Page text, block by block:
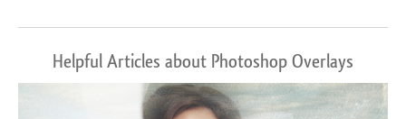
Helpful Articles about Photoshop Overlays